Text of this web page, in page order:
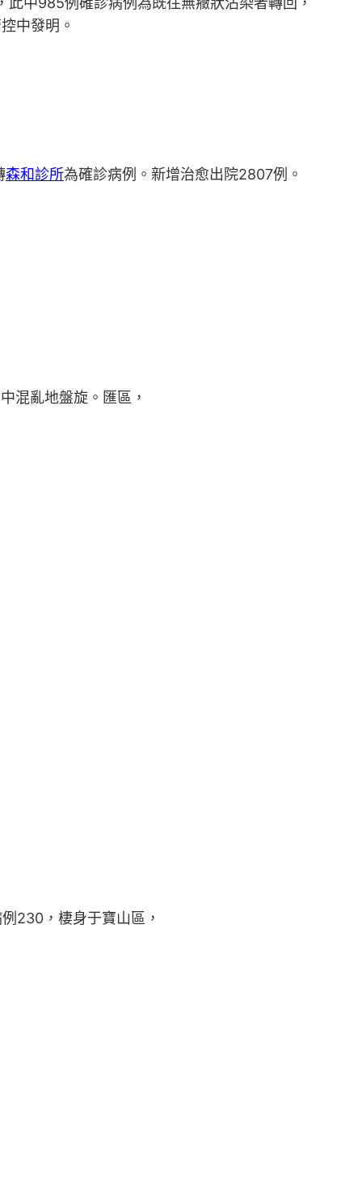
中發明。
森和診所為確診病例。新增治愈出院2807例。
亂地盤旋。匯區，
230，棲身于寶山區，